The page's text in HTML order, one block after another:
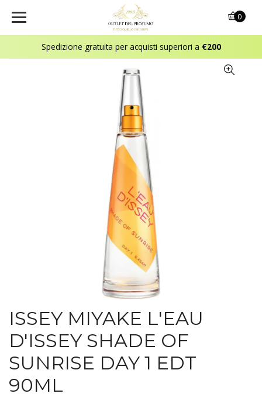
Spedizione gratuita per acquisti superiori a €200
0
ISSEY MIYAKE L'EAU
D'ISSEY SHADE OF
SUNRISE DAY 1 EDT
90ML